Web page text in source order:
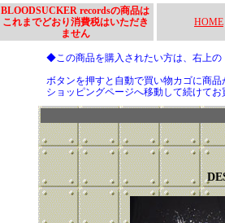
BLOODSUCKER recordsの商品は
これまでどおり消費税はいただき
ません
HOME
◆この商品を購入されたい方は、右上の
ボタンを押すと自動で買い物カゴに商
ショッピングページへ移動して続けて